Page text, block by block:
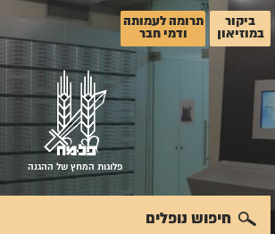
ביקור
במוזיאון
תרומה לעמותה
ודמי חבר
פלוגות המחץ של ההגנה
חיפוש נופלים